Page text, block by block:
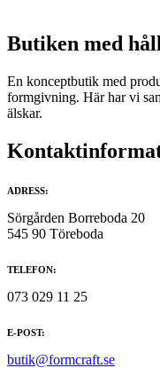
Butiken med
En konceptbutik med
formgivning. Här har vi
älskar.
ADRESS:
Sörgården Borreboda 20
545 90 Töreboda
TELEFON:
073 029 11 25
E-POST:
butik@formcraft.se